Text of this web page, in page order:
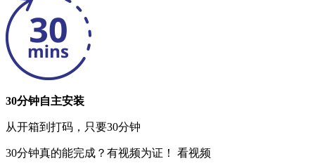
30分钟自主安装
从开箱到打码，只要30分钟
30分钟真的能完成？有视频为证！ 看视频